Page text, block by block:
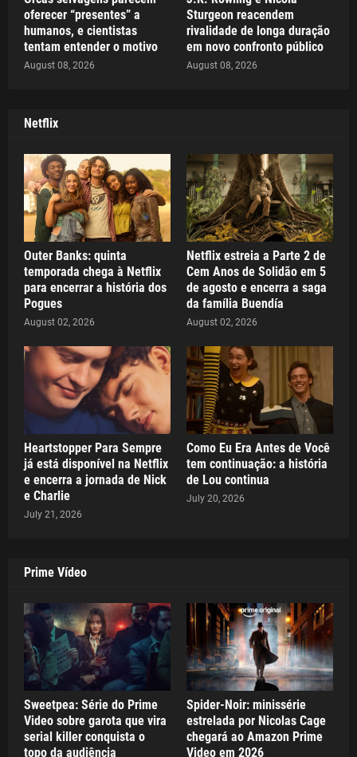
oferecer “presentes” a
humanos, e cientistas
tentam entender o motivo
August 08, 2026
Sturgeon reacendem
rivalidade de longa duração
em novo confronto público
August 08, 2026
Netflix
Outer Banks: quinta
temporada chega à Netflix
para encerrar a história dos
Pogues
August 02, 2026
Netflix estreia a Parte 2 de
Cem Anos de Solidão em 5
de agosto e encerra a saga
da família Buendía
August 02, 2026
Heartstopper Para Sempre
já está disponível na Netflix
e encerra a jornada de Nick
e Charlie
July 21, 2026
Como Eu Era Antes de Você
tem continuação: a história
de Lou continua
July 20, 2026
Prime Vídeo
Sweetpea: Série do Prime
Video sobre garota que vira
serial killer conquista o
topo da audiência
Spider-Noir: minissérie
estrelada por Nicolas Cage
chegará ao Amazon Prime
Video em 2026